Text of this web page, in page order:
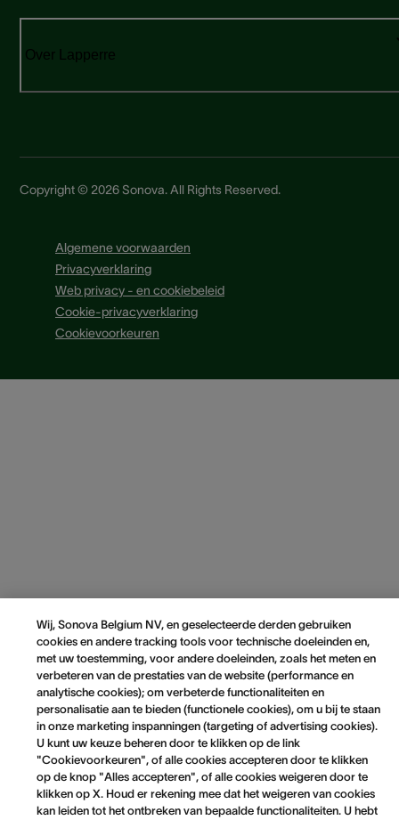
Over Lapperre
Copyright © 2026 Sonova. All Rights Reserved.
Algemene voorwaarden
Privacyverklaring
Web privacy - en cookiebeleid
Cookie-privacyverklaring
Cookievoorkeuren
Wij, Sonova Belgium NV, en geselecteerde derden gebruiken
cookies en andere tracking tools voor technische doeleinden en,
met uw toestemming, voor andere doeleinden, zoals het meten en
verbeteren van de prestaties van de website (performance en
analytische cookies); om verbeterde functionaliteiten en
personalisatie aan te bieden (functionele cookies), om u bij te staan
in onze marketing inspanningen (targeting of advertising cookies).
U kunt uw keuze beheren door te klikken op de link
"Cookievoorkeuren", of alle cookies accepteren door te klikken
op de knop "Alles accepteren", of alle cookies weigeren door te
klikken op X. Houd er rekening mee dat het weigeren van cookies
kan leiden tot het ontbreken van bepaalde functionaliteiten. U hebt